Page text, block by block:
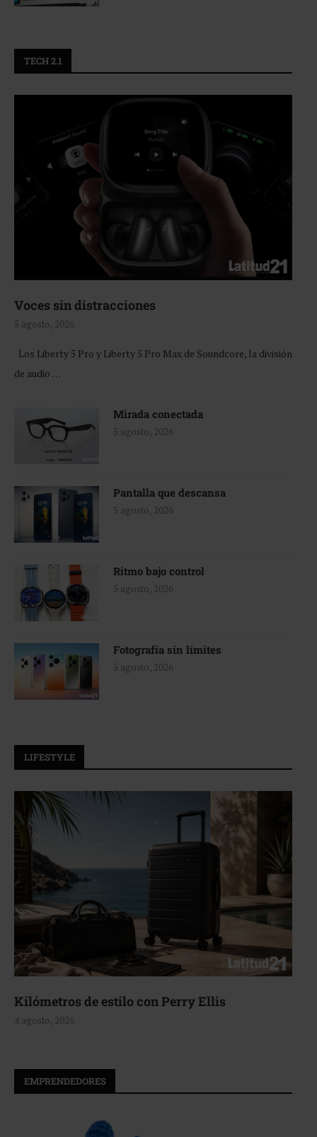
TECH 2.1
Voces sin distracciones
5 agosto, 2026
Los Liberty 5 Pro y Liberty 5 Pro Max de Soundcore, la división
de audio …
Mirada conectada
5 agosto, 2026
Pantalla que descansa
5 agosto, 2026
Ritmo bajo control
5 agosto, 2026
Fotografía sin límites
5 agosto, 2026
LIFESTYLE
Kilómetros de estilo con Perry Ellis
4 agosto, 2026
EMPRENDEDORES